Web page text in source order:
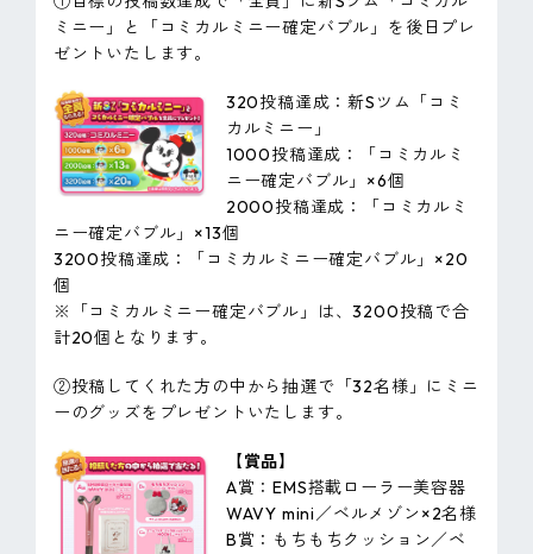
ミニー」と「コミカルミニー確定バブル」を後日プレ
ゼントいたします。
320投稿達成：新Sツム「コミ
カルミニー」
1000投稿達成：「コミカルミ
ニー確定バブル」×6個
2000投稿達成：「コミカルミ
ニー確定バブル」×13個
3200投稿達成：「コミカルミニー確定バブル」×20
個
※「コミカルミニー確定バブル」は、3200投稿で合
計20個となります。
②投稿してくれた方の中から抽選で「32名様」にミニ
ーのグッズをプレゼントいたします。
【賞品】
A賞：EMS搭載ローラー美容器
WAVY mini／ベルメゾン×2名様
B賞：もちもちクッション／ベ